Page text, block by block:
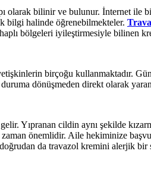
olarak bilinir ve bulunur. İnternet ile
bilgi halinde öğrenebilmekteler.
bölgeleri iyileştirmesiyle bilinen
birçoğu kullanmaktadır. Gün
dönüşmeden direkt olarak
Yıpranan cildin aynı şekilde
önemlidir. Aile hekiminize
da travazol kremini alerjik